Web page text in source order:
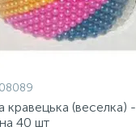
кравецька (веселка) -
40 шт